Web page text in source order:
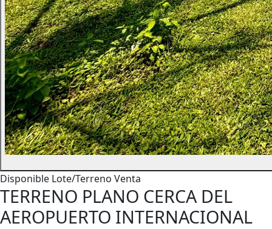
Disponible Lote/Terreno Venta
TERRENO PLANO CERCA DEL
AEROPUERTO INTERNACIONAL